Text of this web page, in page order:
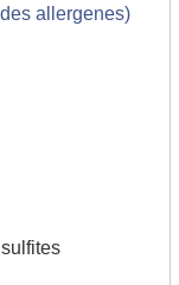
allergenes)
sulfites